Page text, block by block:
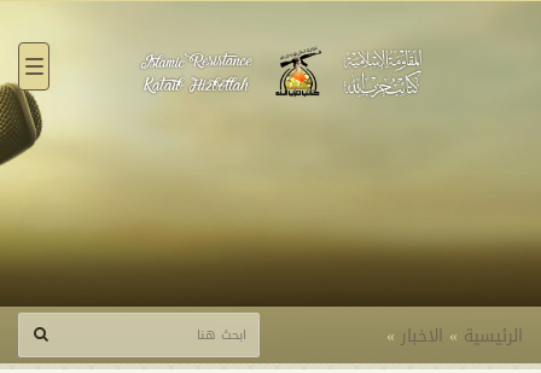
الرئيسية » الاخبار »